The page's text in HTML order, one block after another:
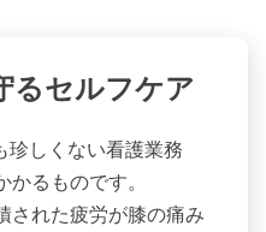
るセルフケア
珍しくない看護業務
るものです。
された疲労が膝の痛み